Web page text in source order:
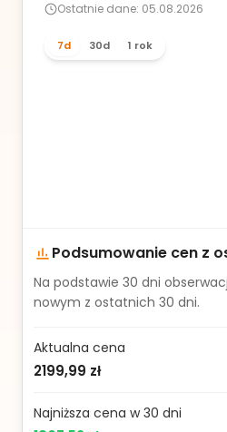
Ostatnie dane: 05.08.2026
7d 30d 1 rok
Podsumowanie cen z
Na podstawie 30 dni
nowym z ostatnich 30 dni.
Aktualna cena
2199,99 zł
Najniższa cena w 30 dni